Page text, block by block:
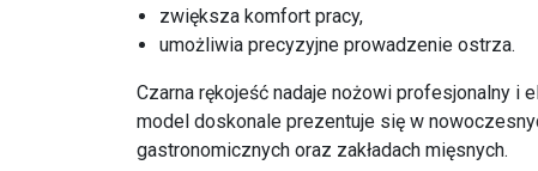
zwiększa komfort pracy,
umożliwia precyzyjne prowadzenie ostrza.
Czarna rękojeść nadaje nożowi profesjonalny i
model doskonale prezentuje się w
gastronomicznych oraz zakładach mięsnych.